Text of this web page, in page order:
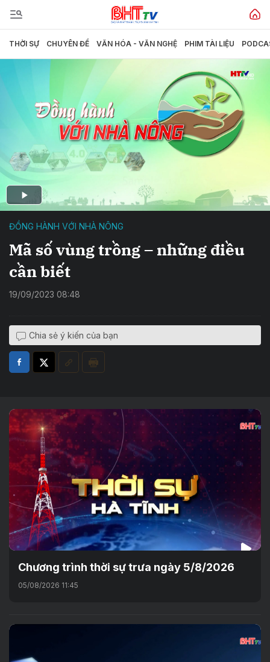
THỜI SỰ CHUYÊN ĐỀ VĂN HÓA - VĂN NGHỆ PHIM TÀI LIỆU
ĐỒNG HÀNH VỚI NHÀ NÔNG
Mã số vùng trồng – những điều
cần biết
19/09/2023 08:48
Chia sẻ ý kiến của bạn
Chương trình thời sự trưa ngày 5/8/2026
05/08/2026 11:45